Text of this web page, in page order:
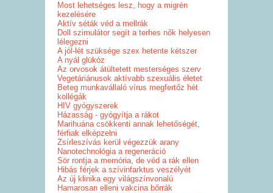
Most lehetséges lesz, hogy a migrén
kezelésére
Aktív séták véd a mellrák
Doll szimulátor segít a terhes nők helyesen
lélegezni
A jól-lét szüksége szex hetente kétszer
A nyál glükóz
Az orvosok átültetett mesterséges szerv
Vegetáriánusok aktívabb szexuális életet
Beteg munkavállaló vírus megfertőz hét
kollégák
HIV gyógyszerek
Házasság - gyógyítja a rákot
Marihuána csökkenti annak lehetőségét,
férfiak elképzelni
Zsírleszívás kerül végezzük arany
Nanotechnológia a regeneráció
Sör rontja a memória, de véd a rák ellen
Hibás férjek a szívinfarktus veszélyét
Az új klinika egy világszínvonalú
Hamarosan elleni vakcina bőrrák